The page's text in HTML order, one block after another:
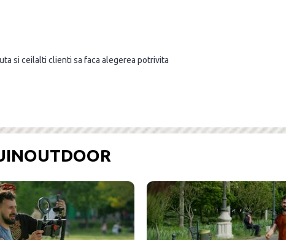
si ceilalti clienti sa faca alegerea potrivita